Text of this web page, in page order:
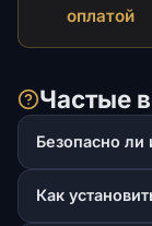
оплатой
Частые
Безопасно ли
Как